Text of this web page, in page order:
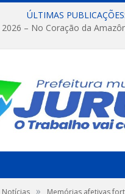
ÚLTIMAS PUBLICAÇÕES:
Notícias »
Memórias afetivas